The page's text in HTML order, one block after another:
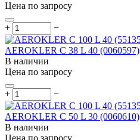
Цена по запросу
+ −
AEROKLER C 38 L 40 (0060597)
В наличии
Цена по запросу
+ −
AEROKLER C 50 L 30 (0060610)
В наличии
Цена по запросу